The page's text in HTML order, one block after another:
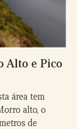
Alto e Pico
área tem
alto, o
de